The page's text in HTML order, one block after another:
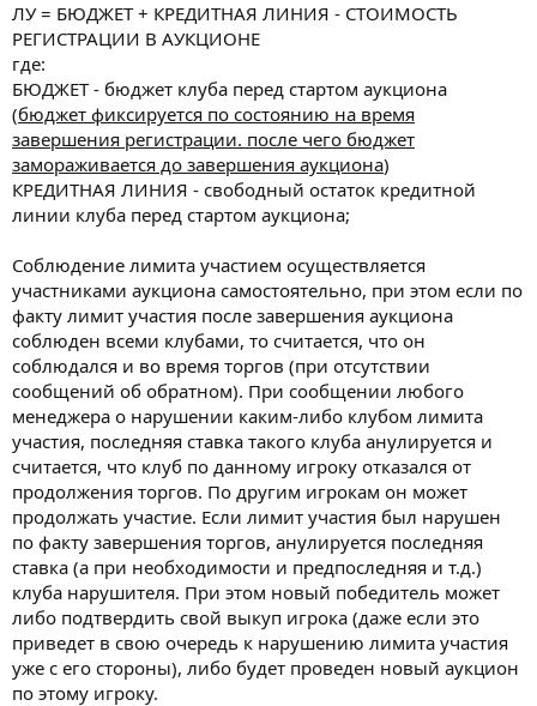
ЛУ = БЮДЖЕТ + КРЕДИТНАЯ ЛИНИЯ - СТОИМОСТЬ
РЕГИСТРАЦИИ В АУКЦИОНЕ
где:
БЮДЖЕТ - бюджет клуба перед стартом аукциона
(бюджет фиксируется по состоянию на время
завершения регистрации. после чего бюджет
замораживается до завершения аукциона)
КРЕДИТНАЯ ЛИНИЯ - свободный остаток кредитной
линии клуба перед стартом аукциона;
Соблюдение лимита участием осуществляется
участниками аукциона самостоятельно, при этом если по
факту лимит участия после завершения аукциона
соблюден всеми клубами, то считается, что он
соблюдался и во время торгов (при отсутствии
сообщений об обратном). При сообщении любого
менеджера о нарушении каким-либо клубом лимита
участия, последняя ставка такого клуба анулируется и
считается, что клуб по данному игроку отказался от
продолжения торгов. По другим игрокам он может
продолжать участие. Если лимит участия был нарушен
по факту завершения торгов, анулируется последняя
ставка (а при необходимости и предпоследняя и т.д.)
клуба нарушителя. При этом новый победитель может
либо подтвердить свой выкуп игрока (даже если это
приведет в свою очередь к нарушению лимита участия
уже с его стороны), либо будет проведен новый аукцион
по этому игроку.